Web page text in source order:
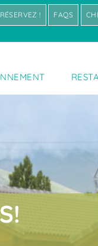
RÉSERVEZ ! FAQS